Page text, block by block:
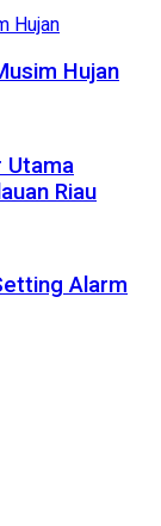
Hujan
Utama
Riau
Alarm